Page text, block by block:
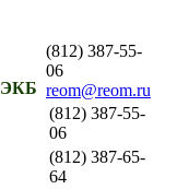
ЭКБ
(812) 387-55-
06
reom@reom.ru
(812) 387-55-
06
(812) 387-65-
64